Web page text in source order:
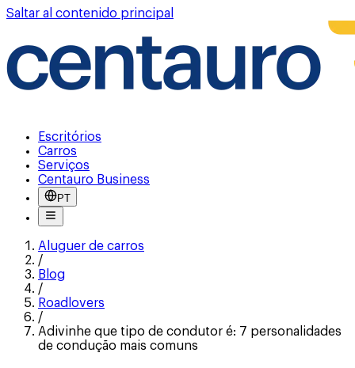
Saltar al contenido principal
Escritórios
Carros
Serviços
Centauro Business
PT
Aluguer de carros
/
Blog
/
Roadlovers
/
Adivinhe que tipo de condutor é: 7 personalidades
de condução mais comuns